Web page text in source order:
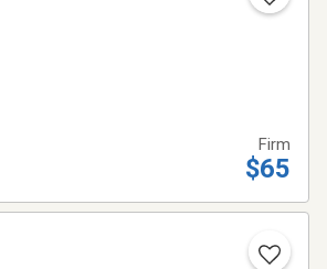
Firm
$65